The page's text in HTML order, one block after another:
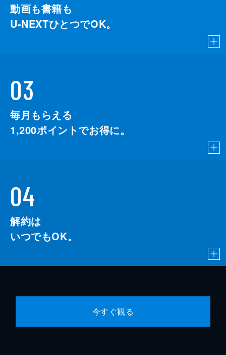
動画も書籍も
U-NEXTひとつでOK。
03
毎月もらえる
1,200ポイントでお得に。
04
解約は
いつでもOK。
今すぐ観る